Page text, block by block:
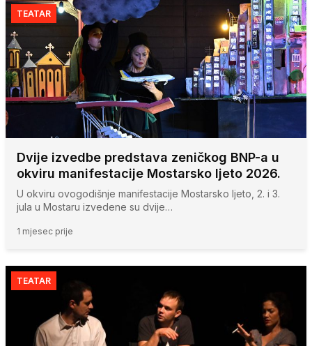
TEATAR
Dvije izvedbe predstava zeničkog BNP-a u
okviru manifestacije Mostarsko ljeto 2026.
U okviru ovogodišnje manifestacije Mostarsko ljeto, 2. i 3.
jula u Mostaru izvedene su dvije…
1 mjesec prije
TEATAR